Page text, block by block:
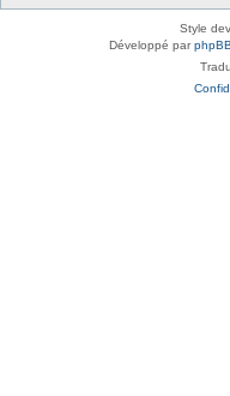
Style
Développé parphpBB